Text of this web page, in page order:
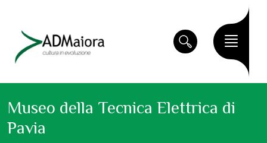
Museo della Tecnica Elettrica di
Pavia